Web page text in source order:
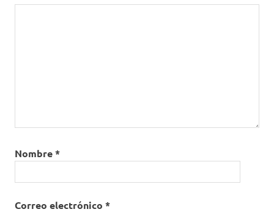
Nombre*
Correo electrónico *